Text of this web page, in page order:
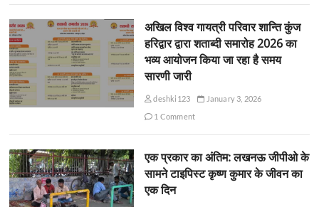
अखिल विश्व गायत्री परिवार शान्ति कुंज
हरिद्वार द्वारा शताब्दी समारोह 2026 का
भव्य आयोजन किया जा रहा है समय
सारणी जारी
deshki123
January 3, 2026
1 Comment
एक प्रकार का अंतिम: लखनऊ जीपीओ के
सामने टाइपिस्ट कृष्ण कुमार के जीवन का
एक दिन